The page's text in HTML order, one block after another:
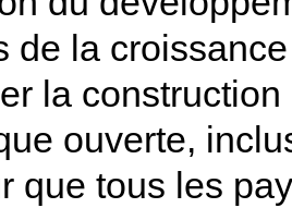
de la
la
ouverte,
que tous les